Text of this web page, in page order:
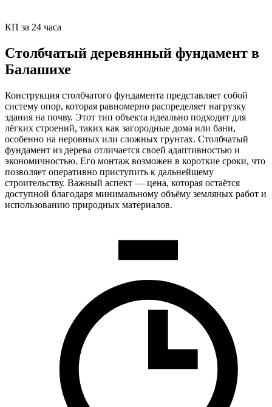
КП за 24 часа
Столбчатый деревянный фундамент в
Балашихе
Конструкция столбчатого фундамента представляет собой
систему опор, которая равномерно распределяет нагрузку
здания на почву. Этот тип объекта идеально подходит для
лёгких строений, таких как загородные дома или бани,
особенно на неровных или сложных грунтах. Столбчатый
фундамент из дерева отличается своей адаптивностью и
экономичностью. Его монтаж возможен в короткие сроки, что
позволяет оперативно приступить к дальнейшему
строительству. Важный аспект — цена, которая остаётся
доступной благодаря минимальному объёму земляных работ и
использованию природных материалов.